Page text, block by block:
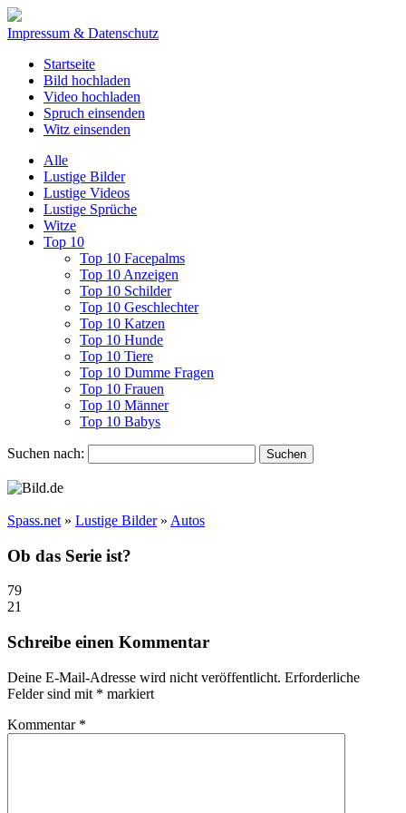
Impressum & Datenschutz
Startseite
Bild hochladen
Video hochladen
Spruch einsenden
Witz einsenden
Alle
Lustige Bilder
Lustige Videos
Lustige Sprüche
Witze
Top 10
Top 10 Facepalms
Top 10 Anzeigen
Top 10 Schilder
Top 10 Geschlechter
Top 10 Katzen
Top 10 Hunde
Top 10 Tiere
Top 10 Dumme Fragen
Top 10 Frauen
Top 10 Männer
Top 10 Babys
Suchen nach:
Spass.net » Lustige Bilder» Autos
Ob das Serie ist?
79
21
Schreibe einen Kommentar
Deine E-Mail-Adresse wird nicht veröffentlicht. Erforderliche
Felder sind mit * markiert
Kommentar *